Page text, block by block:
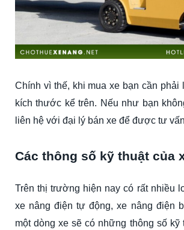
Chính vì thế, khi mua xe bạn cần phải
kích thước kể trên. Nếu như bạn
liên hệ với đại lý bán xe để được tư
Các thông số kỹ thuật của
Trên thị trường hiện nay có rất nhiều
xe nâng điện tự động, xe nâng điện
một dòng xe sẽ có những thông số kỹ